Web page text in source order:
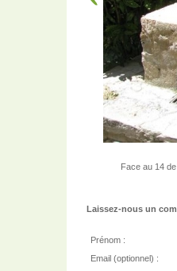
Face au 14
Laissez-nous un
Prénom :
Email (optionnel) :